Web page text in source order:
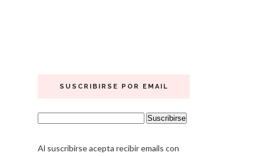
SUSCRIBIRSE POR EMAIL
Al suscribirse acepta recibir emails con